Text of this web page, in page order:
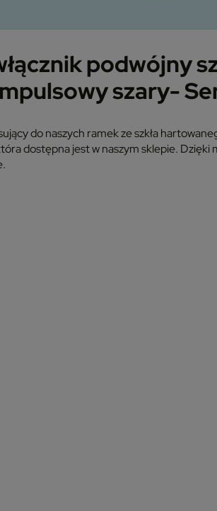
podwójny
szary-
do naszych ramek ze szkła
dostępna jest w naszym sklepie.